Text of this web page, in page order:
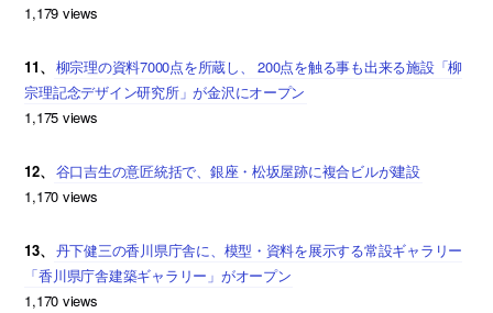
1,179 views
11、 柳宗理の資料7000点を所蔵し、 200点を触る事も出来る施設「柳
宗理記念デザイン研究所」が金沢にオープン
1,175 views
12、 谷口吉生の意匠統括で、銀座・松坂屋跡に複合ビルが建設
1,170 views
13、 丹下健三の香川県庁舎に、模型・資料を展示する常設ギャラリー
「香川県庁舎建築ギャラリー」がオープン
1,170 views